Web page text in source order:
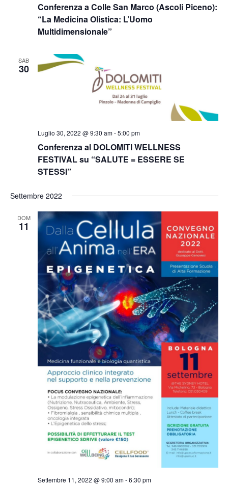
Conferenza a Colle San Marco (Ascoli Piceno):
“La Medicina Olistica: L’Uomo
Multidimensionale”
SAB
30
Luglio 30, 2022 @ 9:30 am-5:00 pm
Conferenza al DOLOMITI WELLNESS
FESTIVAL su “SALUTE = ESSERE SE
STESSI”
Settembre 2022
DOM
11
Settembre 11, 2022 @ 9:00 am-6:30 pm